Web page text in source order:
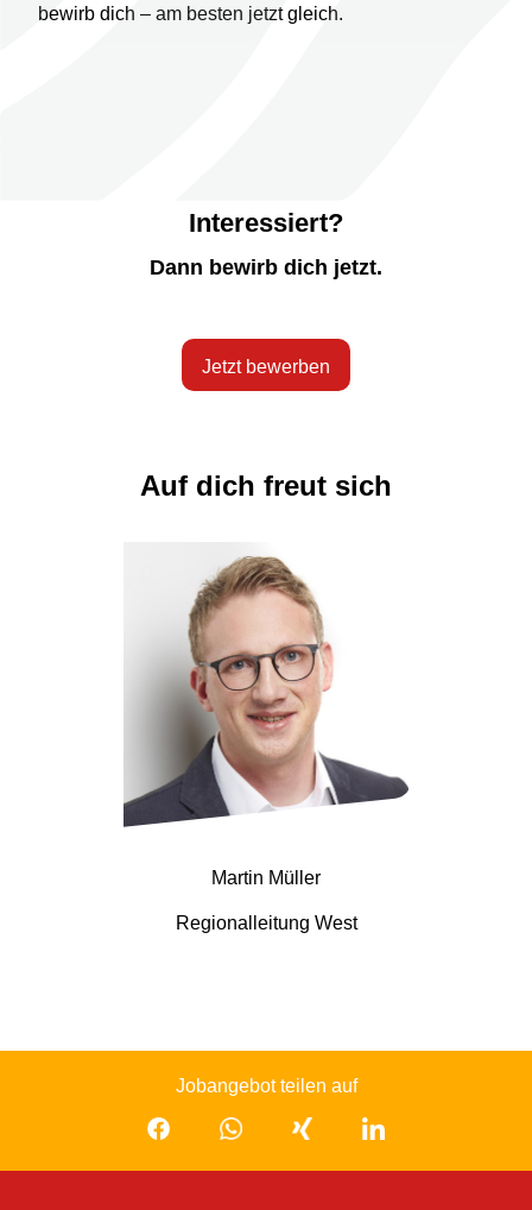
bewirb dich – am besten jetzt gleich.
Interessiert?
Dann bewirb dich jetzt.
Jetzt bewerben
Auf dich freut sich
Martin Müller
Regionalleitung West